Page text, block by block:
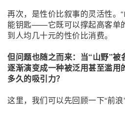
再次，是性价比叙事的灵活性。
能钥匙——它既可以撑起高客单
到人均几十元的性价比消费。
但问题也随之而来：当“山野”被
逐渐演变成一种被泛用甚至滥用
多久的吸引力？
这里，我们可以先回顾一下“前